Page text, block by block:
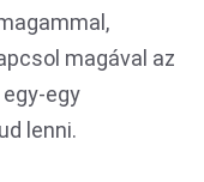
magával az
egy
lenni.